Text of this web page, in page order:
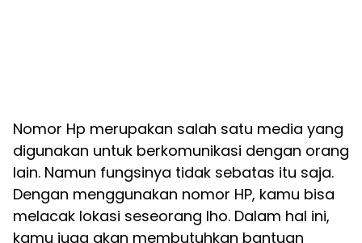
Nomor Hp merupakan salah satu media yang
digunakan untuk berkomunikasi dengan orang
lain. Namun fungsinya tidak sebatas itu saja.
Dengan menggunakan nomor HP, kamu bisa
melacak lokasi seseorang lho. Dalam hal ini,
kamu juga akan membutuhkan bantuan